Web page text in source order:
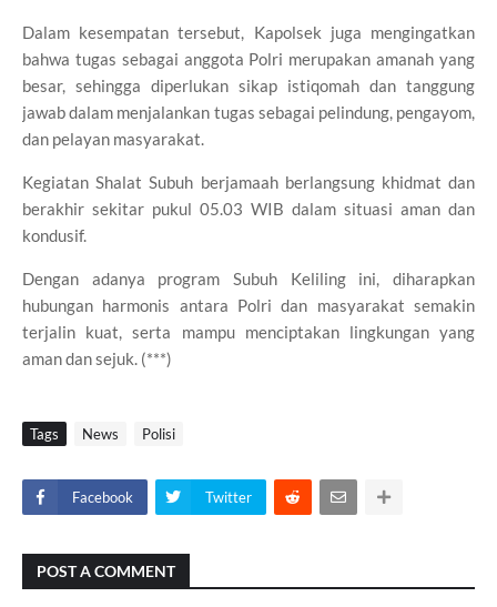
Dalam kesempatan tersebut, Kapolsek juga mengingatkan
bahwa tugas sebagai anggota Polri merupakan amanah yang
besar, sehingga diperlukan sikap istiqomah dan tanggung
jawab dalam menjalankan tugas sebagai pelindung, pengayom,
dan pelayan masyarakat.
Kegiatan Shalat Subuh berjamaah berlangsung khidmat dan
berakhir sekitar pukul 05.03 WIB dalam situasi aman dan
kondusif.
Dengan adanya program Subuh Keliling ini, diharapkan
hubungan harmonis antara Polri dan masyarakat semakin
terjalin kuat, serta mampu menciptakan lingkungan yang
aman dan sejuk. (***)
Tags News Polisi
Facebook Twitter
POST A COMMENT